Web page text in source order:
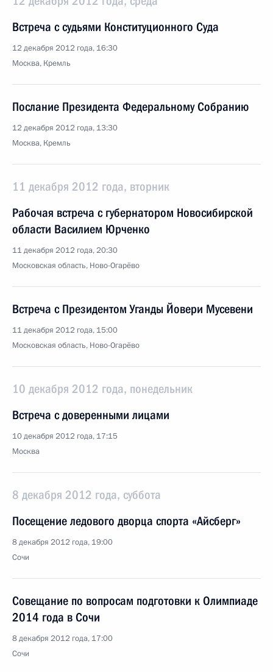
Встреча с судьями Конституционного Суда
12 декабря 2012 года, 16:30
Москва, Кремль
Послание Президента Федеральному Собранию
12 декабря 2012 года, 13:30
Москва, Кремль
11 декабря 2012 года, вторник
Рабочая встреча с губернатором Новосибирской
области Василием Юрченко
11 декабря 2012 года, 20:30
Московская область, Ново-Огарёво
Встреча с Президентом Уганды Йовери Мусевени
11 декабря 2012 года, 15:00
Московская область, Ново-Огарёво
10 декабря 2012 года, понедельник
Встреча с доверенными лицами
10 декабря 2012 года, 17:15
Москва
8 декабря 2012 года, суббота
Посещение ледового дворца спорта «Айсберг»
8 декабря 2012 года, 19:00
Сочи
Совещание по вопросам подготовки к Олимпиаде
2014 года в Сочи
8 декабря 2012 года, 17:00
Сочи